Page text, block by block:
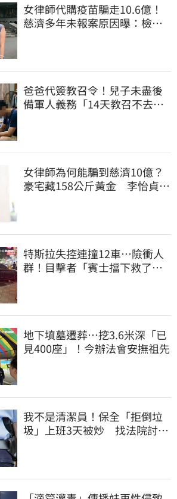
女律師代購疫苗騙走10.6億！
慈濟多年未報案原因曝：檢警
爸爸代簽教召令！兒子未盡後
備軍人義務「14天教召不去」
女律師為何能騙到慈濟10億？
豪宅藏158公斤黃金 李怡貞驚
特斯拉失控連撞12車…險衝人
群！目擊者「賓士擋下救了好
地下墳墓遷葬…挖3.6米深「已
見400座」！今辦法會安撫祖先
我不是清潔員！保全「拒倒垃
圾」上班3天被炒 找法院討公